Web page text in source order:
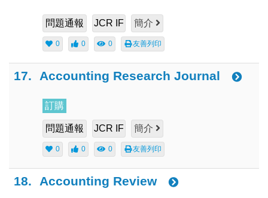
問題通報 JCR IF 簡介
0 0 0 友善列印
17. Accounting Research Journal
訂購
問題通報 JCR IF 簡介
0 0 0 友善列印
18. Accounting Review